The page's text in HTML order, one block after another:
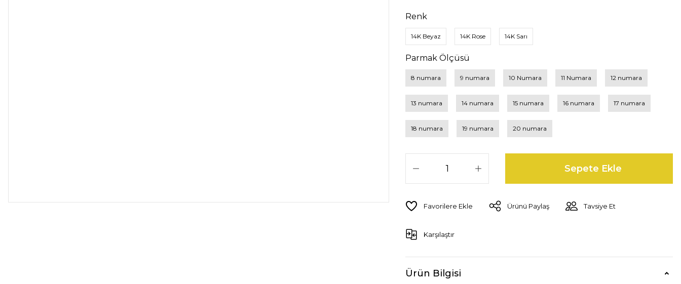
Renk
14K Beyaz 14K Rose 14K Sarı
Parmak Ölçüsü
8 numara 9 numara 10 Numara 11 Numara 12 numara
13 numara 14 numara 15 numara 16 numara 17 numara
18 numara 19 numara 20 numara
Sepete Ekle
Ürünü Paylaş Tavsiye Et
Karşılaştır
Ürün Bilgisi